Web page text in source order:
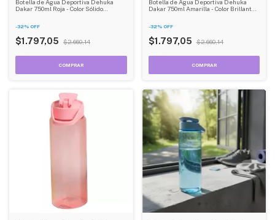
Botella de Agua Deportiva Dehuka
Dakar 750ml Roja - Color Sólido
-32% OFF
$1.797,05 $2.660,14
Botella de Agua Deportiva Dehuka
Dakar 750ml Amarilla - Color Brillante -
-32% OFF
$1.797,05 $2.660,14